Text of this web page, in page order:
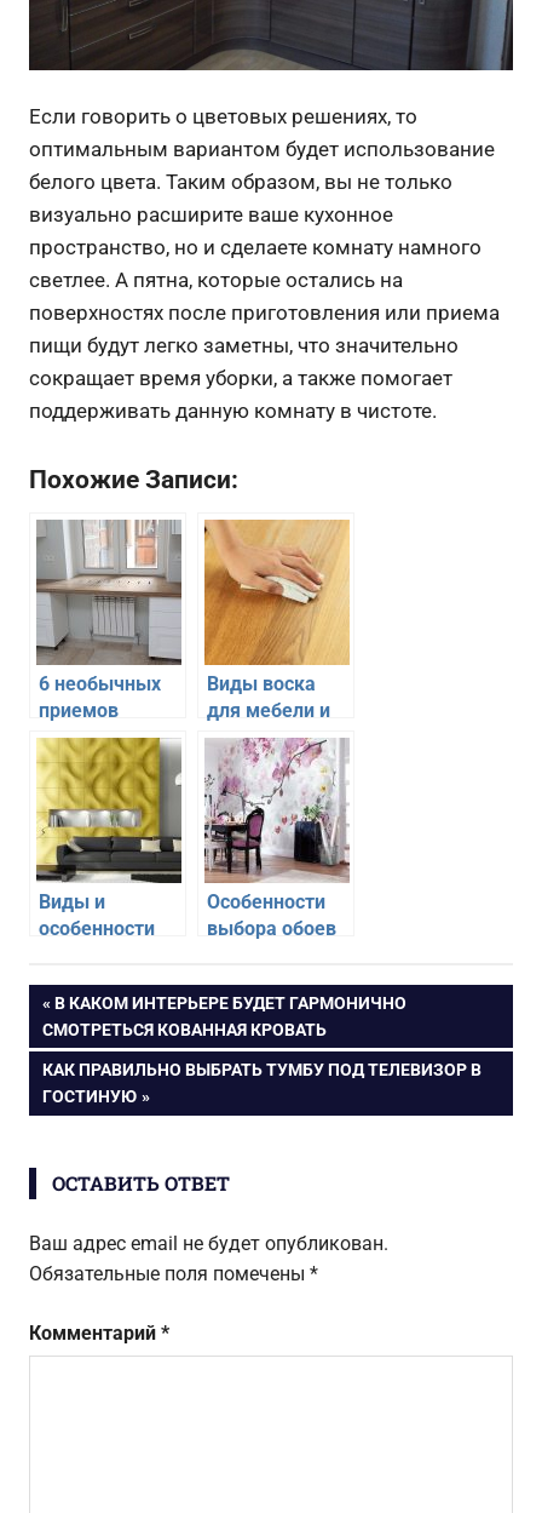
Если говорить о цветовых решениях, то
оптимальным вариантом будет использование
белого цвета. Таким образом, вы не только
визуально расширите ваше кухонное
пространство, но и сделаете комнату намного
светлее. А пятна, которые остались на
поверхностях после приготовления или приема
пищи будут легко заметны, что значительно
сокращает время уборки, а также помогает
поддерживать данную комнату в чистоте.
Похожие Записи:
6 необычных
приемов
использования
широкого
подоконника
Виды воска
для мебели и
особенности
его
использования
Виды и
особенности
3D панелей в
интерьере
Особенности
выбора обоев
Навигация
по
записям
ПРЕДЫДУЩАЯ
ЗАПИСЬ:
В КАКОМ ИНТЕРЬЕРЕ БУДЕТ ГАРМОНИЧНО
СМОТРЕТЬСЯ КОВАННАЯ КРОВАТЬ
СЛЕДУЮЩАЯ
ЗАПИСЬ:
КАК ПРАВИЛЬНО ВЫБРАТЬ ТУМБУ ПОД ТЕЛЕВИЗОР В
ГОСТИНУЮ
ОСТАВИТЬ ОТВЕТ
Ваш адрес email не будет опубликован.
Обязательные поля помечены *
Комментарий *